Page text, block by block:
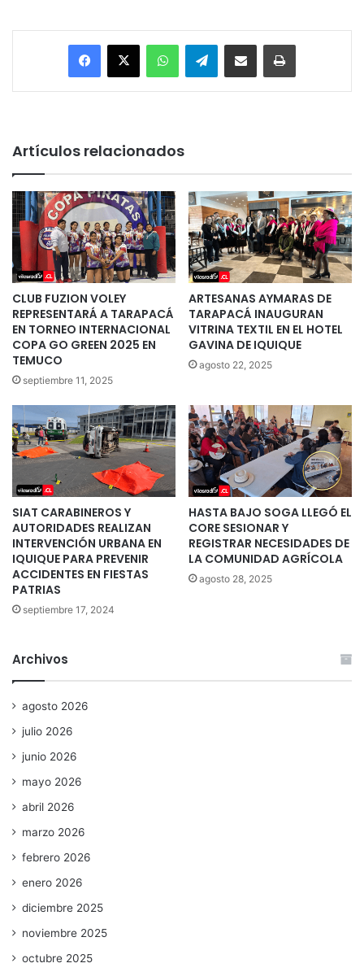
Facebook
X WhatsAppTelegramEnviar vía email Imprimir
Artículos relacionados
CLUB FUZION VOLEY
REPRESENTARÁ A TARAPACÁ
EN TORNEO INTERNACIONAL
COPA GO GREEN 2025 EN
TEMUCO
septiembre 11, 2025
ARTESANAS AYMARAS DE
TARAPACÁ INAUGURAN
VITRINA TEXTIL EN EL HOTEL
GAVINA DE IQUIQUE
agosto 22, 2025
SIAT CARABINEROS Y
AUTORIDADES REALIZAN
INTERVENCIÓN URBANA EN
IQUIQUE PARA PREVENIR
ACCIDENTES EN FIESTAS
PATRIAS
septiembre 17, 2024
HASTA BAJO SOGA LLEGÓ EL
CORE SESIONAR Y
REGISTRAR NECESIDADES DE
LA COMUNIDAD AGRÍCOLA
agosto 28, 2025
Archivos
agosto 2026
julio 2026
junio 2026
mayo 2026
abril 2026
marzo 2026
febrero 2026
enero 2026
diciembre 2025
noviembre 2025
octubre 2025